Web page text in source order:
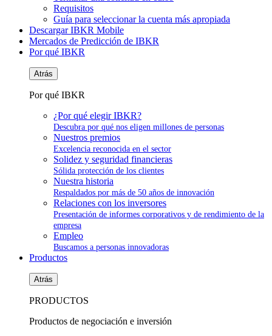
Requisitos
Guía para seleccionar la cuenta más apropiada
Descargar IBKR Mobile
Mercados de Predicción de IBKR
Por qué IBKR
Atrás
Por qué IBKR
¿Por qué elegir IBKR?
Descubra por qué nos eligen millones de personas
Nuestros premios
Excelencia reconocida en el sector
Solidez y seguridad financieras
Sólida protección de los clientes
Nuestra historia
Respaldados por más de 50 años de innovación
Relaciones con los inversores
Presentación de informes corporativos y de rendimiento de la
empresa
Empleo
Buscamos a personas innovadoras
Productos
Atrás
PRODUCTOS
Productos de negociación e inversión